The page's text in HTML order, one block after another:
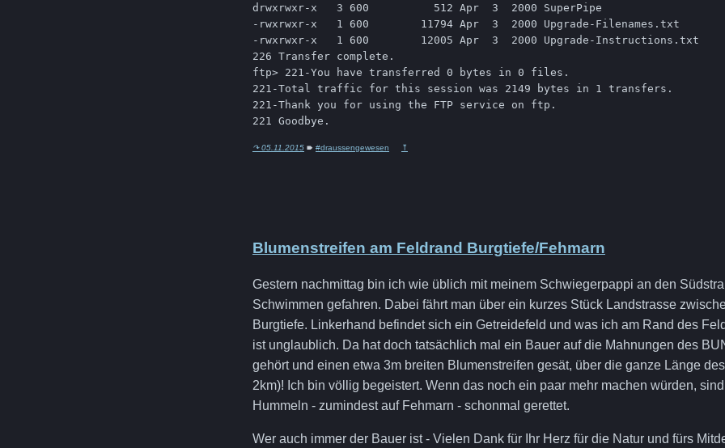
drwxrwxr-x   3 600          512 Apr  3  2000 SuperPipe
-rwxrwxr-x   1 600        11794 Apr  3  2000 Upgrade-Filenames.txt
-rwxrwxr-x   1 600        12005 Apr  3  2000 Upgrade-Instructions.txt
226 Transfer complete.
ftp> 221-You have transferred 0 bytes in 0 files.
221-Total traffic for this session was 2149 bytes in 1 transfers.
221-Thank you for using the FTP service on ftp.
↷ 05.11.2015 🠶 #draussengewesen ⤒
Blumenstreifen am Feldrand Burgtiefe/Fehmarn
Gestern nachmittag bin ich wie üblich mit meinem Schwiegerpappi an den
Schwimmen gefahren. Dabei fährt man über ein kurzes Stück Landstrasse
Burgtiefe. Linkerhand befindet sich ein Getreidefeld und was ich am Rand des
ist unglaublich. Da hat doch tatsächlich mal ein Bauer auf die Mahnungen des
gehört und einen etwa 3m breiten Blumenstreifen gesät, über die ganze Länge
2km)! Ich bin völlig begeistert. Wenn das noch ein paar mehr machen würden,
Hummeln - zumindest auf Fehmarn - schonmal gerettet.
Wer auch immer der Bauer ist - Vielen Dank für Ihr Herz für die Natur und fürs